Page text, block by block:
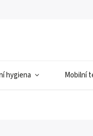
hygiena Mobilní